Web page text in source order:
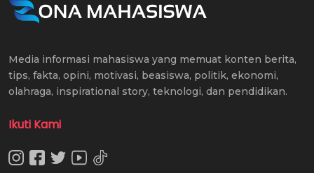
Media informasi mahasiswa yang memuat konten berita,
tips, fakta, opini, motivasi, beasiswa, politik, ekonomi,
olahraga, inspirational story, teknologi, dan pendidikan.
Ikuti Kami